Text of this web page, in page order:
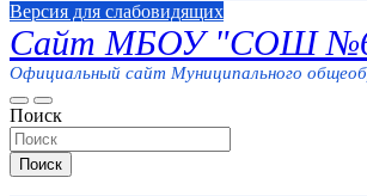
Версия для слабовидящих
Сайт МБОУ "СОШ
Официальный сайт Муниципального
Поиск
Поиск